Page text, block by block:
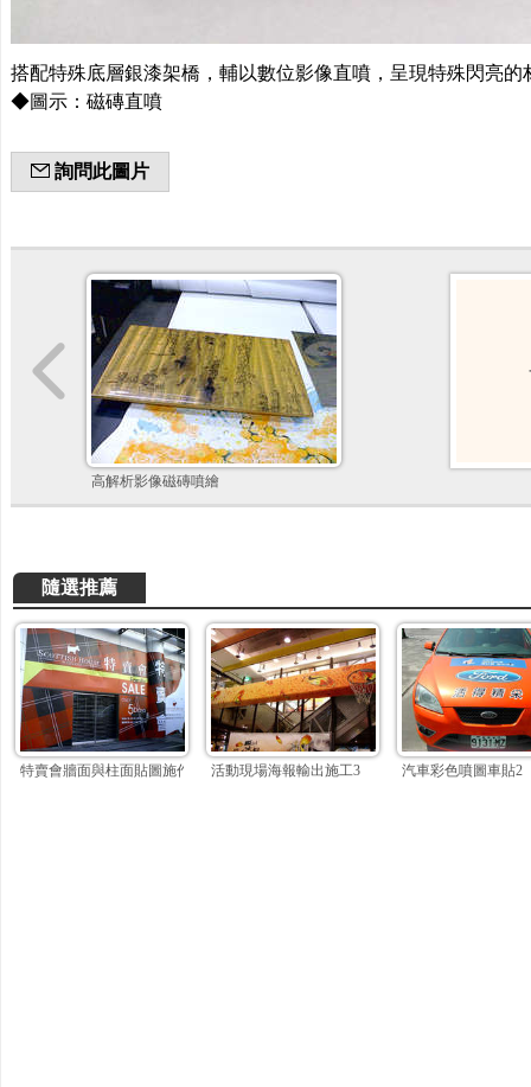
搭配特殊底層銀漆架橋，輔以數位影像直噴，呈現特殊閃亮
◆圖示：磁磚直噴
詢問此圖片
高解析影像磁磚噴繪
隨選推薦
特賣會牆面與柱面貼圖施作 活動現場海報輸出施工3 汽車彩色噴圖車貼2